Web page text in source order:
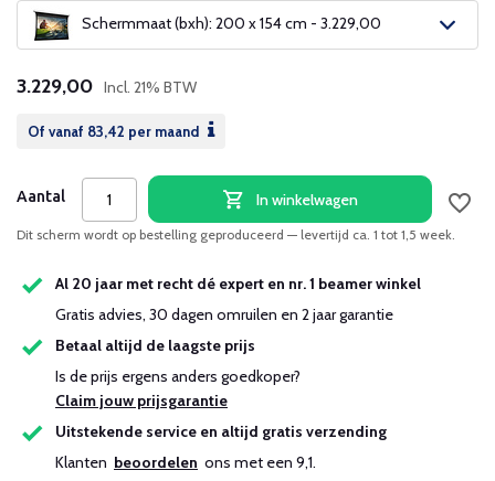
Schermmaat (bxh): 200 x 154 cm - 3.229,00
3.229,00 Incl. 21% BTW
Of vanaf 83,42 per maand
Aantal In winkelwagen
Dit scherm wordt op bestelling geproduceerd — levertijd ca. 1 tot 1,5 week.
Al 20 jaar met recht dé expert en nr. 1 beamer winkel
Gratis advies, 30 dagen omruilen en 2 jaar garantie
Betaal altijd de laagste prijs
Is de prijs ergens anders goedkoper?
Claim jouw prijsgarantie
Uitstekende service en altijd gratis verzending
Klanten beoordelen ons met een 9,1.